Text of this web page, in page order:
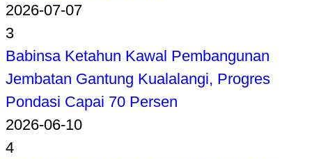
2026-07-07
3
Babinsa Ketahun Kawal Pembangunan
Jembatan Gantung Kualalangi, Progres
Pondasi Capai 70 Persen
2026-06-10
4